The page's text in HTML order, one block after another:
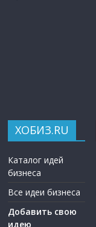
ХОБИЗ.RU
Каталог идей
бизнеса
Все идеи бизнеса
Добавить свою
идею